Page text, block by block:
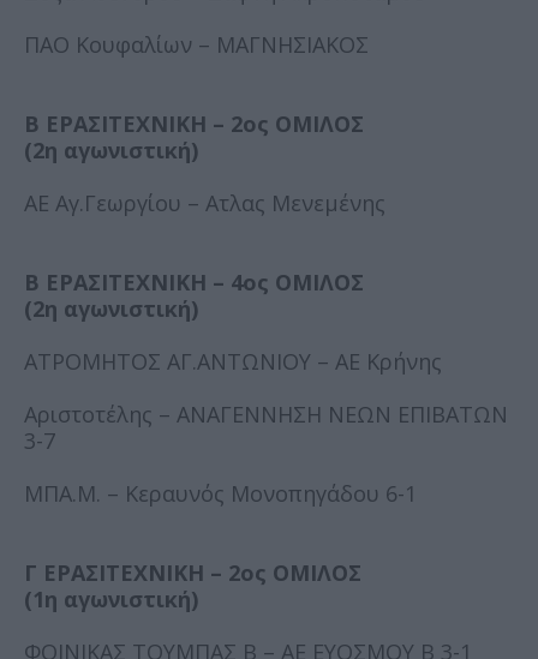
ΠΑΟ Κουφαλίων – ΜΑΓΝΗΣΙΑΚΟΣ
Β ΕΡΑΣΙΤΕΧΝΙΚΗ – 2ος ΟΜΙΛΟΣ
(2η αγωνιστική)
ΑΕ Αγ.Γεωργίου – Ατλας Μενεμένης
Β ΕΡΑΣΙΤΕΧΝΙΚΗ – 4ος ΟΜΙΛΟΣ
(2η αγωνιστική)
ΑΤΡΟΜΗΤΟΣ ΑΓ.ΑΝΤΩΝΙΟΥ – ΑΕ Κρήνης
Αριστοτέλης – ΑΝΑΓΕΝΝΗΣΗ ΝΕΩΝ ΕΠΙΒΑΤΩΝ
3-7
ΜΠΑ.Μ. – Κεραυνός Μονοπηγάδου 6-1
Γ ΕΡΑΣΙΤΕΧΝΙΚΗ – 2ος ΟΜΙΛΟΣ
(1η αγωνιστική)
ΦΟΙΝΙΚΑΣ ΤΟΥΜΠΑΣ Β – ΑΕ ΕΥΟΣΜΟΥ Β 3-1